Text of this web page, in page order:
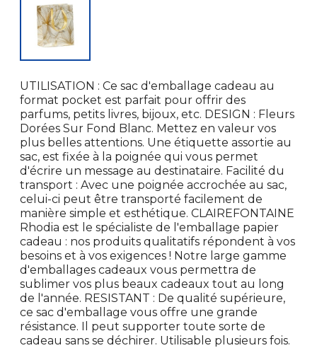
UTILISATION : Ce sac d'emballage cadeau au
format pocket est parfait pour offrir des
parfums, petits livres, bijoux, etc. DESIGN : Fleurs
Dorées Sur Fond Blanc. Mettez en valeur vos
plus belles attentions. Une étiquette assortie au
sac, est fixée à la poignée qui vous permet
d'écrire un message au destinataire. Facilité du
transport : Avec une poignée accrochée au sac,
celui-ci peut être transporté facilement de
manière simple et esthétique. CLAIREFONTAINE
Rhodia est le spécialiste de l'emballage papier
cadeau : nos produits qualitatifs répondent à vos
besoins et à vos exigences ! Notre large gamme
d'emballages cadeaux vous permettra de
sublimer vos plus beaux cadeaux tout au long
de l'année. RESISTANT : De qualité supérieure,
ce sac d'emballage vous offre une grande
résistance. Il peut supporter toute sorte de
cadeau sans se déchirer. Utilisable plusieurs fois.